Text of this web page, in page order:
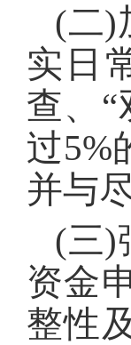
(二)
实日
查、
过5%
并与
(三)
资金
整性